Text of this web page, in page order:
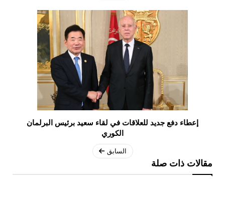
إعطاء دفع جديد للعلاقات في لقاء سعيد برئيس البرلمان
الكوري
السابق
مقالات ذات صلة